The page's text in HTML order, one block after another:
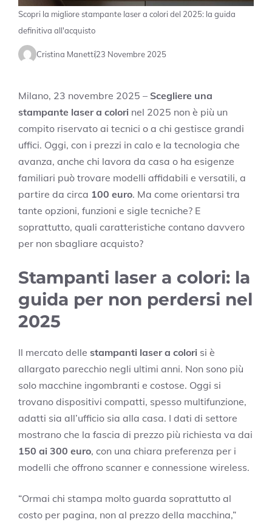
Scopri la migliore stampante laser a colori del 2025: la guida
definitiva all'acquisto
Cristina Manetti23 Novembre 2025
Milano, 23 novembre 2025 – Scegliere una
stampante laser a colori nel 2025 non è più un
compito riservato ai tecnici o a chi gestisce grandi
uffici. Oggi, con i prezzi in calo e la tecnologia che
avanza, anche chi lavora da casa o ha esigenze
familiari può trovare modelli affidabili e versatili, a
partire da circa 100 euro. Ma come orientarsi tra
tante opzioni, funzioni e sigle tecniche? E
soprattutto, quali caratteristiche contano davvero
per non sbagliare acquisto?
Stampanti laser a colori: la
guida per non perdersi nel
2025
Il mercato delle stampanti laser a colori si è
allargato parecchio negli ultimi anni. Non sono più
solo macchine ingombranti e costose. Oggi si
trovano dispositivi compatti, spesso multifunzione,
adatti sia all’ufficio sia alla casa. I dati di settore
mostrano che la fascia di prezzo più richiesta va dai
150 ai 300 euro, con una chiara preferenza per i
modelli che offrono scanner e connessione wireless.
“Ormai chi stampa molto guarda soprattutto al
costo per pagina, non al prezzo della macchina,”